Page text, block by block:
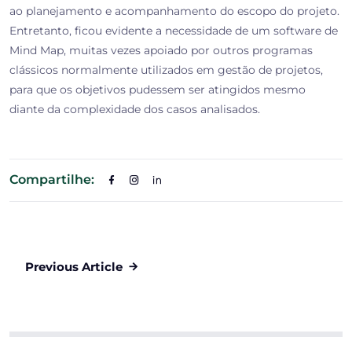
ao planejamento e acompanhamento do escopo do projeto.
Entretanto, ficou evidente a necessidade de um software de
Mind Map, muitas vezes apoiado por outros programas
clássicos normalmente utilizados em gestão de projetos,
para que os objetivos pudessem ser atingidos mesmo
diante da complexidade dos casos analisados.
Compartilhe:
Previous Article